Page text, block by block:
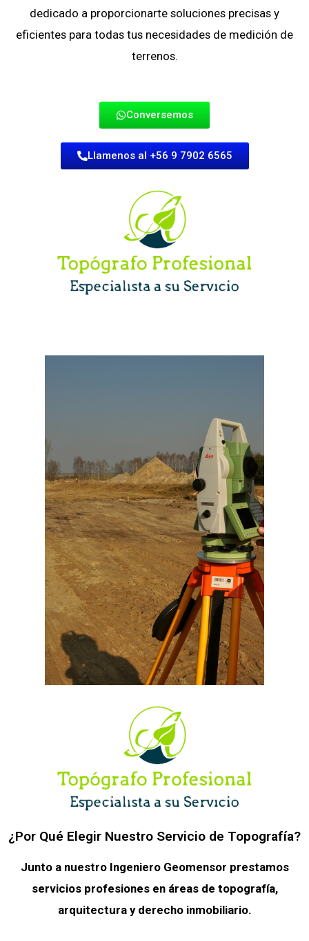
dedicado a proporcionarte soluciones precisas y
eficientes para todas tus necesidades de medición de
terrenos.
Conversemos
Llamenos al +56 9 7902 6565
¿Por Qué Elegir Nuestro Servicio de Topografía?
Junto a nuestro Ingeniero Geomensor prestamos
servicios profesiones en áreas de topografía,
arquitectura y derecho inmobiliario.